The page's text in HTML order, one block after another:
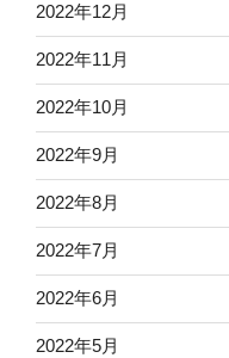
2022年12月
2022年11月
2022年10月
2022年9月
2022年8月
2022年7月
2022年6月
2022年5月